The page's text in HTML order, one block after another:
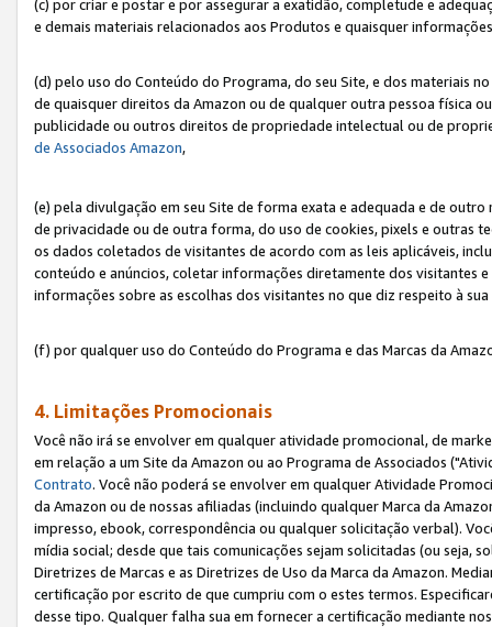
(c) por criar e postar e por assegurar a exatidão, completude e
e demais materiais relacionados aos Produtos e quaisquer
(d) pelo uso do Conteúdo do Programa, do seu Site, e dos materiais
de quaisquer direitos da Amazon ou de qualquer outra pessoa física
publicidade ou outros direitos de propriedade intelectual ou de
de Associados Amazon,
(e) pela divulgação em seu Site de forma exata e adequada e de
de privacidade ou de outra forma, do uso de cookies, pixels e outras
os dados coletados de visitantes de acordo com as leis aplicáveis,
conteúdo e anúncios, coletar informações diretamente dos visitantes
informações sobre as escolhas dos visitantes no que diz respeito à
(f) por qualquer uso do Conteúdo do Programa e das Marcas da
4. Limitações Promocionais
Você não irá se envolver em qualquer atividade promocional, de
em relação a um Site da Amazon ou ao Programa de Associados
Contrato. Você não poderá se envolver em qualquer Atividade
da Amazon ou de nossas afiliadas (incluindo qualquer Marca da
impresso, ebook, correspondência ou qualquer solicitação verbal).
mídia social; desde que tais comunicações sejam solicitadas (ou seja,
Diretrizes de Marcas e as Diretrizes de Uso da Marca da Amazon.
certificação por escrito de que cumpriu com o estes termos.
desse tipo. Qualquer falha sua em fornecer a certificação mediante